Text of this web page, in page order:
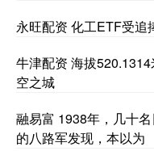
永旺配资 化工ETF受追
牛津配资 海拔
空之城
融易富 1938年，几十
的八路军发现，本以为